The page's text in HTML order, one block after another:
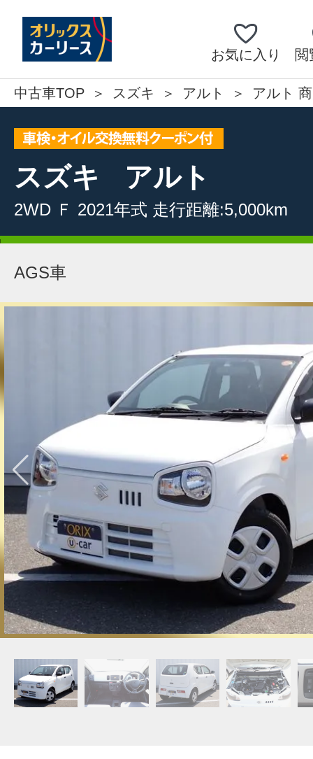
お気に入り 閲
中古車TOP スズキ アルト アルト
スズキ アルト
2WD Ｆ 2021年式 走行距離:5,000km
AGS車